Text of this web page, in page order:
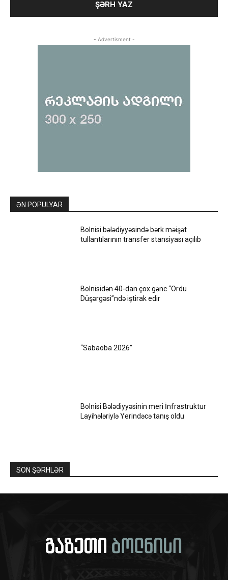
- Advertisment -
ƏN POPULYAR
Bolnisi bələdiyyəsində bərk məişət
tullantılarının transfer stansiyası açılıb
Bolnisidən 40-dan çox gənc “Ordu
Düşərgəsi”ndə iştirak edir
“Sabaoba 2026”
Bolnisi Bələdiyyəsinin meri İnfrastruktur
Layihələriylə Yerindəcə tanış oldu
SON ŞƏRHLƏR